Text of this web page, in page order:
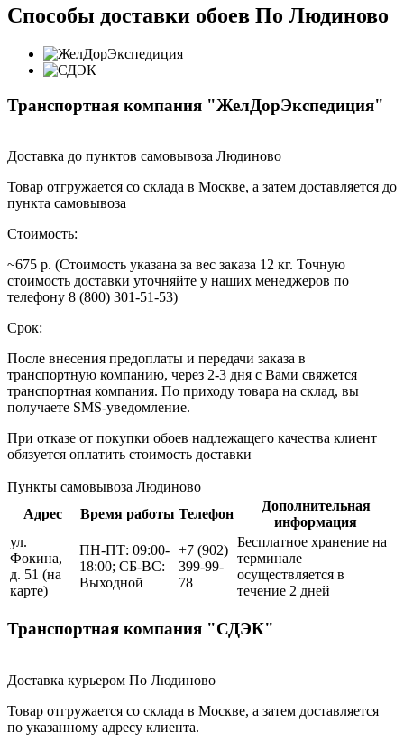
Способы доставки обоев По Людиново
Транспортная компания "ЖелДорЭкспедиция"
Доставка до пунктов самовывоза Людиново
Товар отгружается со склада в Москве, а затем доставляется до
пункта самовывоза
Стоимость:
~675 р. (Стоимость указана за вес заказа 12 кг. Точную
стоимость доставки уточняйте у наших менеджеров по
телефону 8 (800) 301-51-53)
Срок:
После внесения предоплаты и передачи заказа в
транспортную компанию, через 2-3 дня с Вами свяжется
транспортная компания. По приходу товара на склад, вы
получаете SMS-уведомление.
При отказе от покупки обоев надлежащего качества клиент
обязуется оплатить стоимость доставки
Пункты самовывоза Людиново
Адрес
Время работы Телефон
Дополнительная
информация
ул.
Фокина,
д. 51 (на
карте)
ПН-ПТ: 09:00-
18:00; СБ-ВС:
Выходной
+7 (902)
399-99-
78
Бесплатное хранение на
терминале
осуществляется в
течение 2 дней
Транспортная компания "СДЭК"
Доставка курьером По Людиново
Товар отгружается со склада в Москве, а затем доставляется
по указанному адресу клиента.